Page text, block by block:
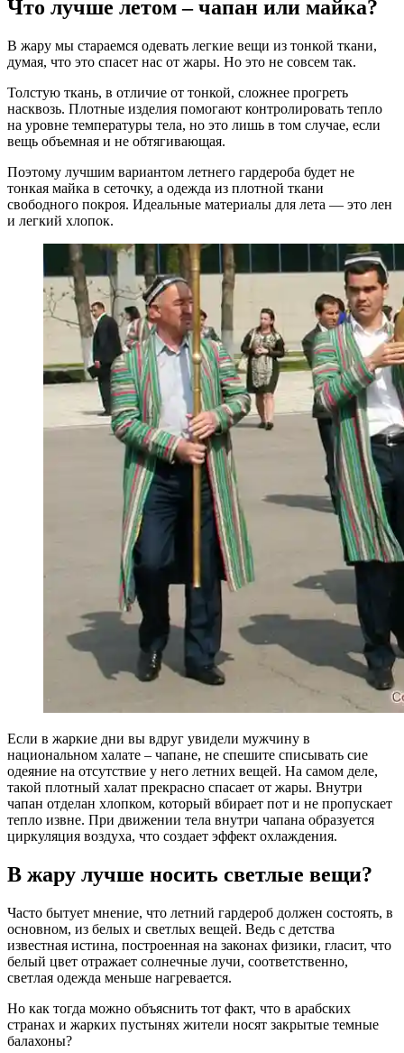
Что лучше летом – чапан или майка?
В жару мы стараемся одевать легкие вещи из тонкой ткани,
думая, что это спасет нас от жары. Но это не совсем так.
Толстую ткань, в отличие от тонкой, сложнее прогреть
насквозь. Плотные изделия помогают контролировать тепло
на уровне температуры тела, но это лишь в том случае, если
вещь объемная и не обтягивающая.
Поэтому лучшим вариантом летнего гардероба будет не
тонкая майка в сеточку, а одежда из плотной ткани
свободного покроя. Идеальные материалы для лета — это лен
и легкий хлопок.
Если в жаркие дни вы вдруг увидели мужчину в
национальном халате – чапане, не спешите списывать сие
одеяние на отсутствие у него летних вещей. На самом деле,
такой плотный халат прекрасно спасает от жары. Внутри
чапан отделан хлопком, который вбирает пот и не пропускает
тепло извне. При движении тела внутри чапана образуется
циркуляция воздуха, что создает эффект охлаждения.
В жару лучше носить светлые вещи?
Часто бытует мнение, что летний гардероб должен состоять, в
основном, из белых и светлых вещей. Ведь с детства
известная истина, построенная на законах физики, гласит, что
белый цвет отражает солнечные лучи, соответственно,
светлая одежда меньше нагревается.
Но как тогда можно объяснить тот факт, что в арабских
странах и жарких пустынях жители носят закрытые темные
балахоны?